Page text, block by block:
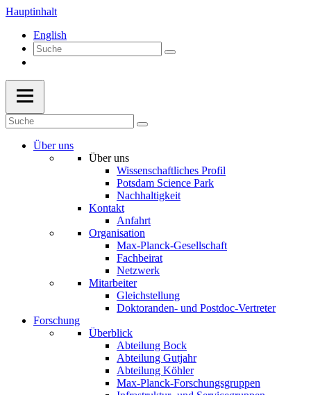
Hauptinhalt
English
Über uns
Über uns
Wissenschaftliches Profil
Potsdam Science Park
Nachhaltigkeit
Kontakt
Anfahrt
Organisation
Max-Planck-Gesellschaft
Fachbeirat
Netzwerk
Mitarbeiter
Gleichstellung
Doktoranden- und Postdoc-Vertreter
Forschung
Überblick
Abteilung Bock
Abteilung Gutjahr
Abteilung Köhler
Max-Planck-Forschungsgruppen